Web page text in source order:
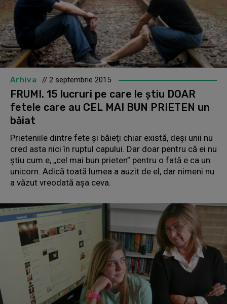
Arhiva // 2 septembrie 2015
FRUMI. 15 lucruri pe care le ştiu DOAR
fetele care au CEL MAI BUN PRIETEN un
băiat
Prieteniile dintre fete şi băieţi chiar există, deşi unii nu
cred asta nici în ruptul capului. Dar doar pentru că ei nu
ştiu cum e, „cel mai bun prieten” pentru o fată e ca un
unicorn. Adică toată lumea a auzit de el, dar nimeni nu
a văzut vreodată aşa ceva.